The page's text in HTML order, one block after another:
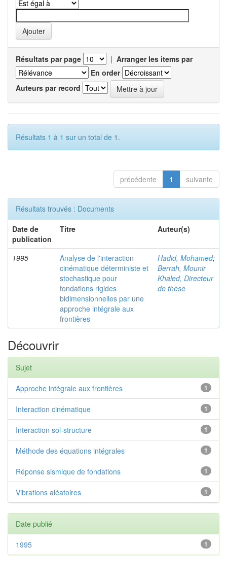
Résultats par page | Arranger les items par
En order
Auteurs par record
Résultats 1 à 1 sur un total de 1.
précédente 1 suivante
Résultats trouvés : Documents
Date de
publication
Titre Auteur(s)
1995
Analyse de l'interaction
cinématique déterministe et
stochastique pour
fondations rigides
bidimensionnelles par une
approche intégrale aux
frontières
Hadid, Mohamed;
Berrah, Mounir
Khaled, Directeur
de thèse
Découvrir
Sujet
1
Approche intégrale aux frontières
1
Interaction cinématique
1
Interaction sol-structure
1
Méthode des équations intégrales
1
Réponse sismique de fondations
1
Vibrations aléatoires
Date publié
1
1995